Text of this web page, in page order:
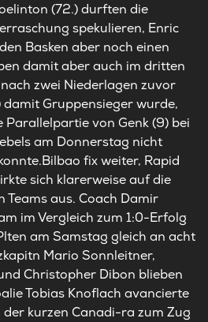
(72.) durften die
spekulieren, Enric
Basken aber noch einen
damit aber auch im dritten
zwei Niederlagen zuvor
damit Gruppensieger wurde,
von Genk (9) bei
am Donnerstag nicht
fix weiter, Rapid
sich klarerweise auf die
aus. Coach Damir
im Vergleich zum 1:0-Erfolg
am Samstag gleich an acht
Mario Sonnleitner,
Christopher Dibon blieben
Tobias Knoflach avancierte
kurzen Canadi-ra zum Zug